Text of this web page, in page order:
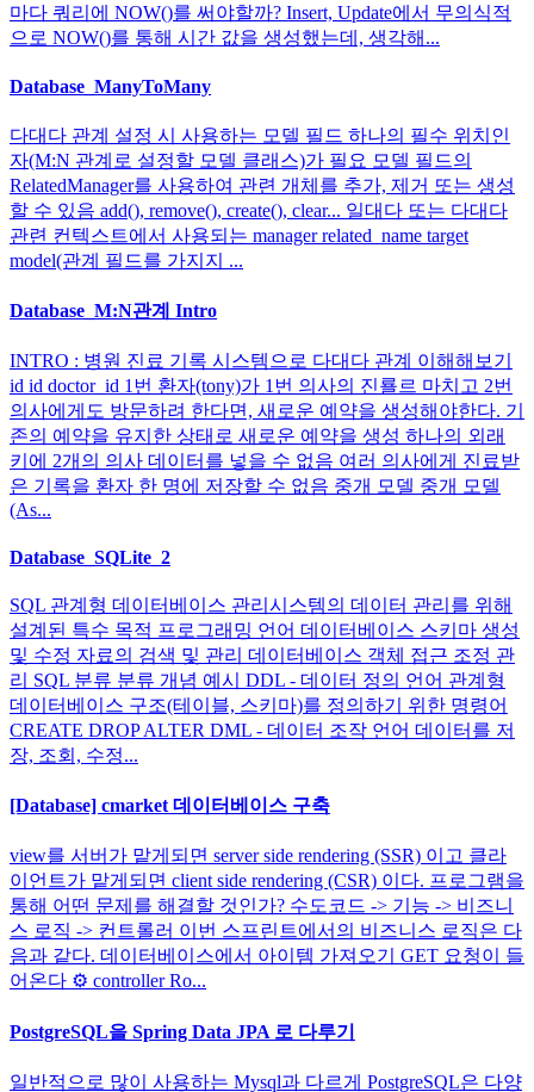
마다 쿼리에 NOW()를 써야할까? Insert, Update에서 무의식적
으로 NOW()를 통해 시간 값을 생성했는데, 생각해...
Database_ManyToMany
다대다 관계 설정 시 사용하는 모델 필드 하나의 필수 위치인
자(M:N 관계로 설정할 모델 클래스)가 필요 모델 필드의
RelatedManager를 사용하여 관련 개체를 추가, 제거 또는 생성
할 수 있음 add(), remove(), create(), clear... 일대다 또는 다대다
관련 컨텍스트에서 사용되는 manager related_name target
model(관계 필드를 가지지 ...
Database_M:N관계 Intro
INTRO : 병원 진료 기록 시스템으로 다대다 관계 이해해보기
id id doctor_id 1번 환자(tony)가 1번 의사의 진룔르 마치고 2번
의사에게도 방문하려 한다면, 새로운 예약을 생성해야한다. 기
존의 예약을 유지한 상태로 새로운 예약을 생성 하나의 외래
키에 2개의 의사 데이터를 넣을 수 없음 여러 의사에게 진료받
은 기록을 환자 한 명에 저장할 수 없음 중개 모델 중개 모델
(As...
Database_SQLite_2
SQL 관계형 데이터베이스 관리시스템의 데이터 관리를 위해
설계된 특수 목적 프로그래밍 언어 데이터베이스 스키마 생성
및 수정 자료의 검색 및 관리 데이터베이스 객체 접근 조정 관
리 SQL 분류 분류 개념 예시 DDL - 데이터 정의 언어 관계형
데이터베이스 구조(테이블, 스키마)를 정의하기 위한 명령어
CREATE DROP ALTER DML - 데이터 조작 언어 데이터를 저
장, 조회, 수정...
[Database] cmarket 데이터베이스 구축
view를 서버가 맡게되면 server side rendering (SSR) 이고 클라
이언트가 맡게되면 client side rendering (CSR) 이다. 프로그램을
통해 어떤 문제를 해결할 것인가? 수도코드 -> 기능 -> 비즈니
스 로직 -> 컨트롤러 이번 스프린트에서의 비즈니스 로직은 다
음과 같다. 데이터베이스에서 아이템 가져오기 GET 요청이 들
어온다 ⚙️ controller Ro...
PostgreSQL을 Spring Data JPA 로 다루기
일반적으로 많이 사용하는 Mysql과 다르게 PostgreSQL은 다양